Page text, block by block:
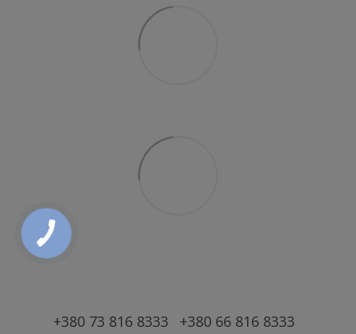
+380 73 816 8333 +380 66 816 8333